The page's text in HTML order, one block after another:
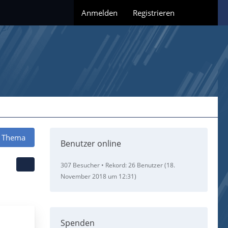
Anmelden Registrieren
Benutzer online
307 Besucher Rekord: 26 Benutzer (18.
November 2018 um 12:31)
Spenden